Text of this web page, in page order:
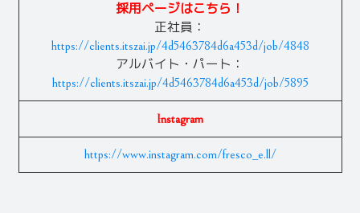
採用ページはこちら！
正社員：
https://clients.itszai.jp/4d5463784d6a453d/job/4848
アルバイト・パート：
https://clients.itszai.jp/4d5463784d6a453d/job/5895
Instagram
https://www.instagram.com/fresco_e.ll/